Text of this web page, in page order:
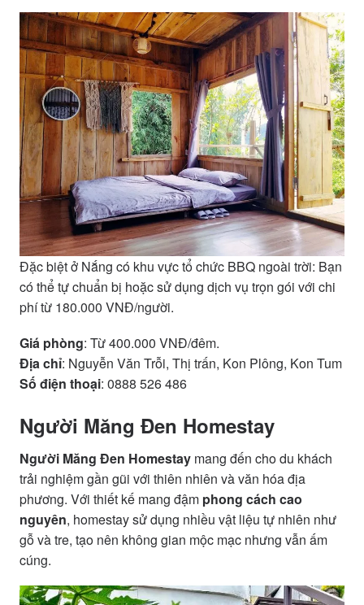
Đặc biệt ở Nắng có khu vực tổ chức BBQ ngoài trời: Bạn
có thể tự chuẩn bị hoặc sử dụng dịch vụ trọn gói với chi
phí từ 180.000 VNĐ/người.
Giá phòng: Từ 400.000 VNĐ/đêm.
Địa chỉ: Nguyễn Văn Trỗi, Thị trấn, Kon Plông, Kon Tum
Số điện thoại: 0888 526 486
Người Măng Đen Homestay
Người Măng Đen Homestay mang đến cho du khách
trải nghiệm gần gũi với thiên nhiên và văn hóa địa
phương. Với thiết kế mang đậm phong cách cao
nguyên, homestay sử dụng nhiều vật liệu tự nhiên như
gỗ và tre, tạo nên không gian mộc mạc nhưng vẫn ấm
cúng.